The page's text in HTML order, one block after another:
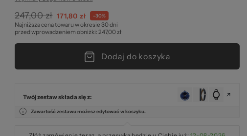
247,00 zł 171,80 zł -30%
Najniższa cena towaru w okresie 30 dni
przed wprowadzeniem obniżki: 247,00 zł
Dodaj do koszyka
Twój zestaw składa się z:
Zawartość zestawu możesz edytować w koszyku.